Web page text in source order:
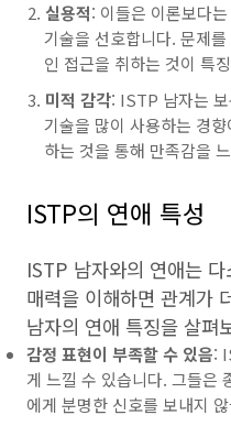
실용적: 이들은 이론보다
기술을 선호합니다. 문제
인 접근을 취하는 것이 특
미적 감각: ISTP 남자는
기술을 많이 사용하는 경
하는 것을 통해 만족감을
ISTP의 연애 특성
ISTP 남자와의 연애는
매력을 이해하면 관계가
남자의 연애 특징을 살펴
감정 표현이 부족할 수 있음:
게 느낄 수 있습니다. 그들은
에게 분명한 신호를 보내지